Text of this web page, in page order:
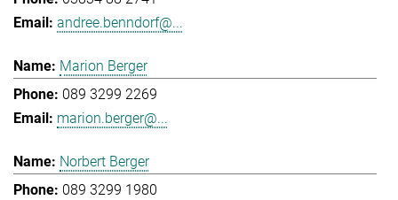
andree.benndorf@...
Marion Berger
089 3299 2269
marion.berger@...
Norbert Berger
089 3299 1980